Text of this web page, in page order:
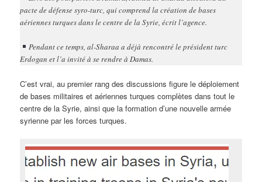
pacte de défense syro-turc, qui comprend la création de bases
aériennes turques dans le centre de la Syrie, écrit l’agence.
Pendant ce temps, al-Sharaa a déjà rencontré le président turc
Erdogan et l’a invité à se rendre à Damas.
C’est vrai, au premier rang des discussions figure le déploiement
de bases militaires et aériennes turques complètes dans tout le
centre de la Syrie, ainsi que la formation d’une nouvelle armée
syrienne par les forces turques.